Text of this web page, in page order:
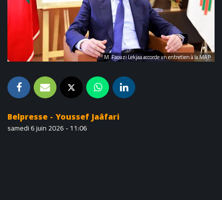
M. Faouzi Lekjaa accorde un entretien à la MAP
Belpresse - Youssef Jaâfari
samedi 6 juin 2026 - 11:06